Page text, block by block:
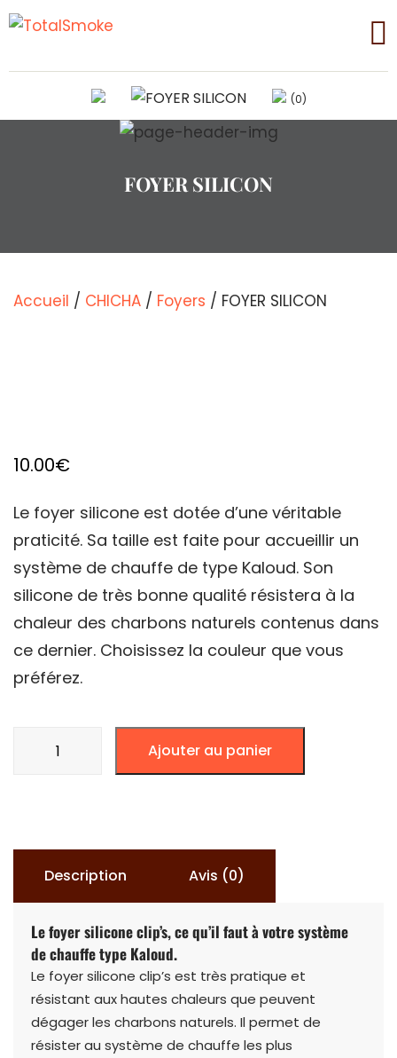
(0)
FOYER SILICON
Accueil / CHICHA / Foyers / FOYER SILICON
10.00€
Le foyer silicone est dotée d’une véritable
praticité. Sa taille est faite pour accueillir un
système de chauffe de type Kaloud. Son
silicone de très bonne qualité résistera à la
chaleur des charbons naturels contenus dans
ce dernier. Choisissez la couleur que vous
préférez.
Ajouter au panier
Description Avis (0)
Le foyer silicone clip’s, ce qu’il faut à votre système
de chauffe type Kaloud.
Le foyer silicone clip’s est très pratique et
résistant aux hautes chaleurs que peuvent
dégager les charbons naturels. Il permet de
résister au système de chauffe les plus